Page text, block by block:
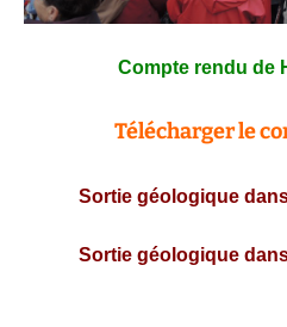
Compte rendu de
Télécharger le
Sortie géologique
Sortie géologique